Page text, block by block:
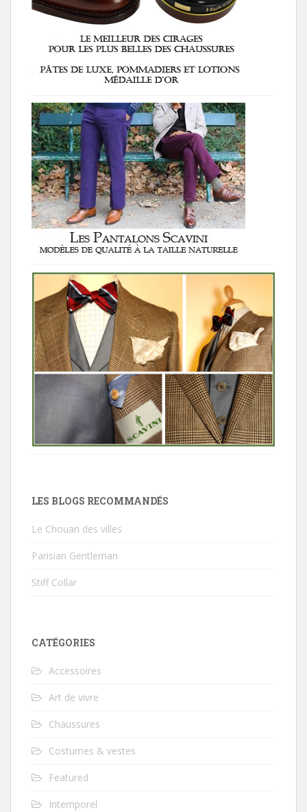
LES BLOGS RECOMMANDÉS
Le Chouan des villes
Parisian Gentleman
Stiff Collar
CATÉGORIES
Accessoires
Art de vivre
Chaussures
Costumes & vestes
Featured
Intemporel